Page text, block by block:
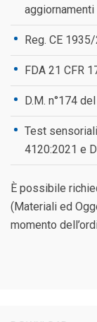
aggiornamenti
Reg. CE
FDA 21 CFR
D.M. n°174
Test
4120:2021 e
È possibile
(Materiali ed
momento